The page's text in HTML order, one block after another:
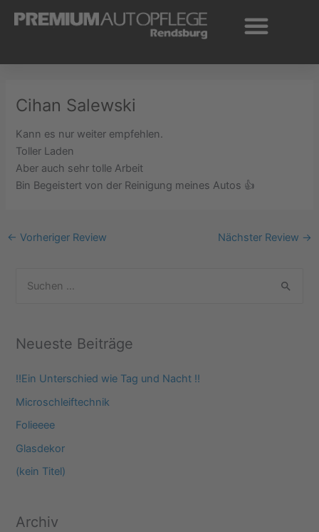
Inhalt
Cihan Salewski
Kann es nur weiter empfehlen.
Toller Laden
Aber auch sehr tolle Arbeit
Bin Begeistert von der Reinigung meines Autos 👍
← Vorheriger Review Nächster Review →
h
e
c
h
Neueste Beiträge
‼️Ein Unterschied wie Tag und Nacht ‼️
Microschleiftechnik
Folieeee
Glasdekor
(kein Titel)
Archiv